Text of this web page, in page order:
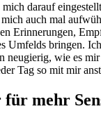
darauf
auch mal
Erinnerungen,
Umfelds bringen.
neugierig, wie es
Tag so mit mir
für mehr